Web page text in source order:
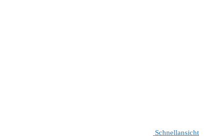
Schnellansicht